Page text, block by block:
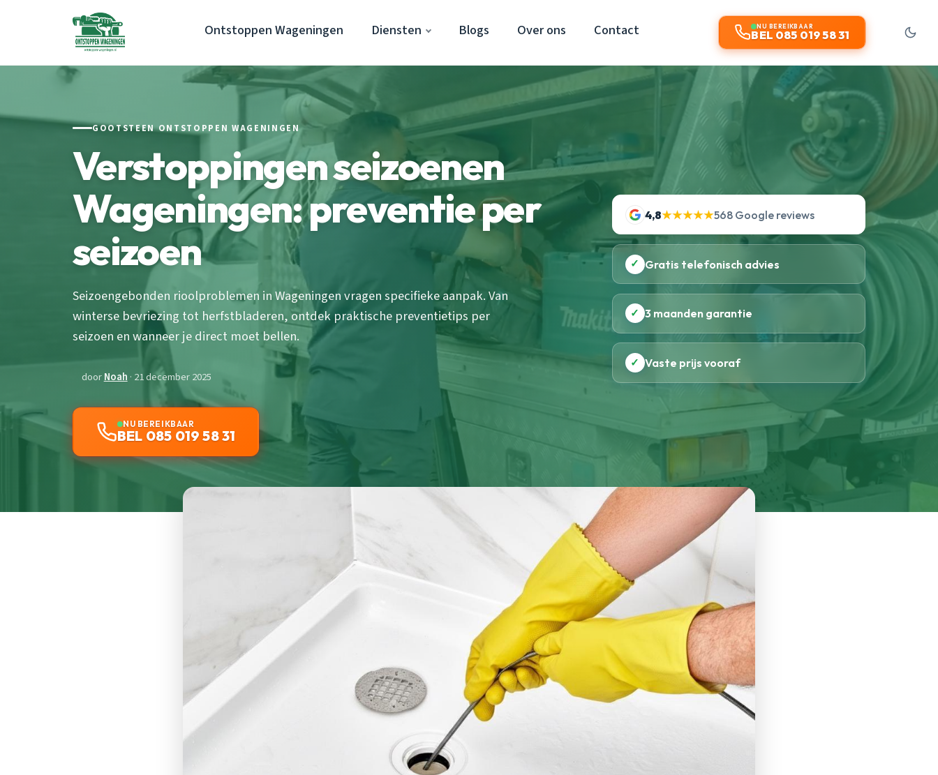
Ontstoppen Wageningen Diensten Blogs Over ons Contact NU BEREIKBAAR
BEL 085 019 58 31
GOOTSTEEN ONTSTOPPEN WAGENINGEN
Verstoppingen seizoenen
Wageningen: preventie per
seizoen
Seizoengebonden rioolproblemen in Wageningen vragen specifieke aanpak. Van
winterse bevriezing tot herfstbladeren, ontdek praktische preventietips per
seizoen en wanneer je direct moet bellen.
doorNoah · 21 december 2025
NU BEREIKBAAR
BEL 085 019 58 31
4,8★★★★★568 Google reviews
✓ Gratis telefonisch advies
✓ 3 maanden garantie
✓ Vaste prijs vooraf